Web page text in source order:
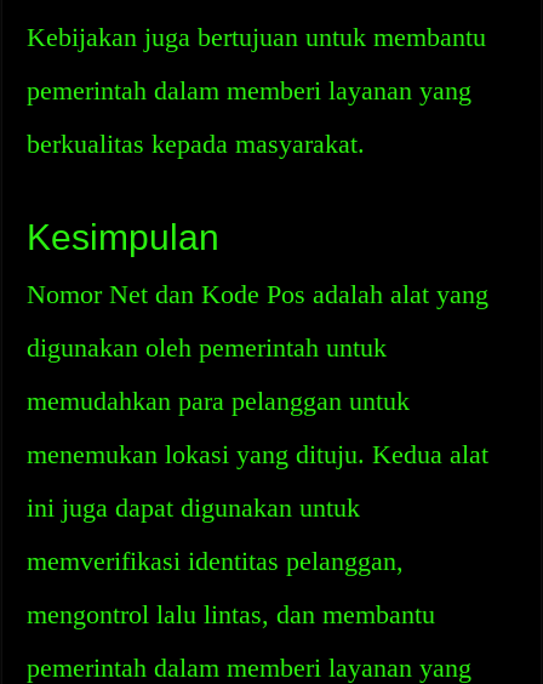
Kebijakan juga bertujuan untuk membantu
pemerintah dalam memberi layanan yang
berkualitas kepada masyarakat.
Kesimpulan
Nomor Net dan Kode Pos adalah alat yang
digunakan oleh pemerintah untuk
memudahkan para pelanggan untuk
menemukan lokasi yang dituju. Kedua alat
ini juga dapat digunakan untuk
memverifikasi identitas pelanggan,
mengontrol lalu lintas, dan membantu
pemerintah dalam memberi layanan yang